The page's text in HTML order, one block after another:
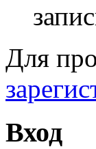
Для
Вход